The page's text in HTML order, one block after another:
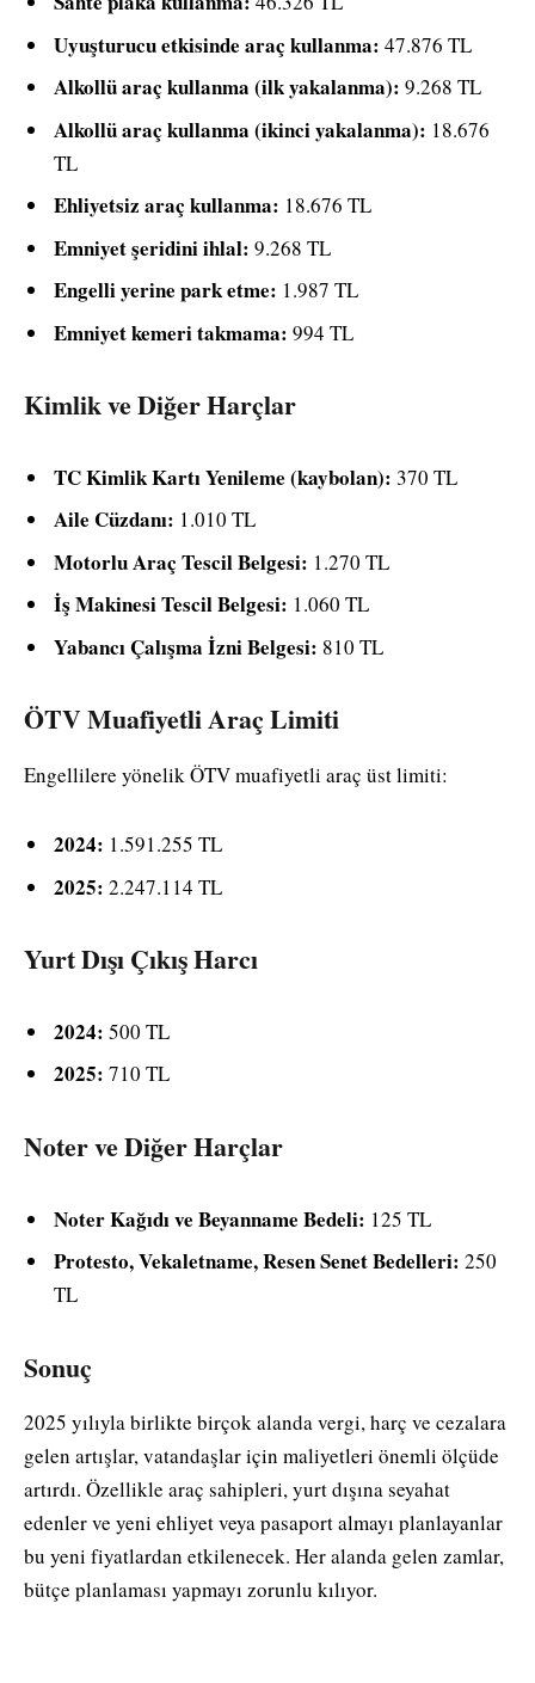
Uyuşturucu etkisinde araç kullanma: 47.876 TL
Alkollü araç kullanma (ilk yakalanma): 9.268 TL
Alkollü araç kullanma (ikinci yakalanma): 18.676
TL
Ehliyetsiz araç kullanma: 18.676 TL
Emniyet şeridini ihlal: 9.268 TL
Engelli yerine park etme: 1.987 TL
Emniyet kemeri takmama: 994 TL
Kimlik ve Diğer Harçlar
TC Kimlik Kartı Yenileme (kaybolan): 370 TL
Aile Cüzdanı: 1.010 TL
Motorlu Araç Tescil Belgesi: 1.270 TL
İş Makinesi Tescil Belgesi: 1.060 TL
Yabancı Çalışma İzni Belgesi: 810 TL
ÖTV Muafiyetli Araç Limiti
Engellilere yönelik ÖTV muafiyetli araç üst limiti:
2024: 1.591.255 TL
2025: 2.247.114 TL
Yurt Dışı Çıkış Harcı
2024: 500 TL
2025: 710 TL
Noter ve Diğer Harçlar
Noter Kağıdı ve Beyanname Bedeli: 125 TL
Protesto, Vekaletname, Resen Senet Bedelleri: 250
TL
Sonuç
2025 yılıyla birlikte birçok alanda vergi, harç ve cezalara
gelen artışlar, vatandaşlar için maliyetleri önemli ölçüde
artırdı. Özellikle araç sahipleri, yurt dışına seyahat
edenler ve yeni ehliyet veya pasaport almayı planlayanlar
bu yeni fiyatlardan etkilenecek. Her alanda gelen zamlar,
bütçe planlaması yapmayı zorunlu kılıyor.